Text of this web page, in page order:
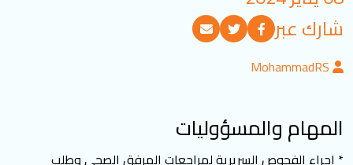
تسجيل الدخول
العربية
تابعنا
شارك عبر
MohammadRS
المهام والمسؤوليات
* إجراء الفحوص السريرية لمراجعات المرفق الصحي وطلب